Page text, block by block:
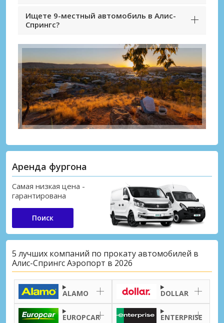
Ищете 9-местный автомобиль в Алис-
Спрингс?
Аренда фургона
Самая низкая цена -
гарантирована
Поиск
5 лучших компаний по прокату автомобилей в
Алис-Спрингс Аэропорт в 2026
ALAMO DOLLAR
EUROPCAR ENTERPRISE